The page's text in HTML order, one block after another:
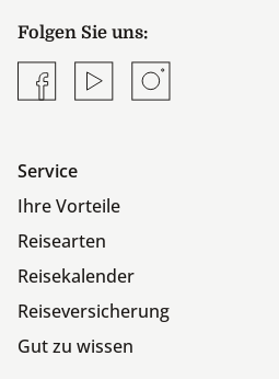
Folgen Sie uns:
FacebookYouTubeInstagram
Service
Ihre Vorteile
Reisearten
Reisekalender
Reiseversicherung
Gut zu wissen